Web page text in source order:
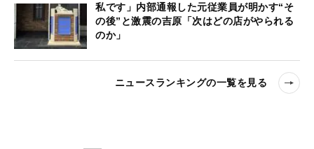
私です」内部通報した元従業員が明かす“そ
の後”と激震の吉原「次はどの店がやられる
のか」
ニュースランキングの一覧を見る